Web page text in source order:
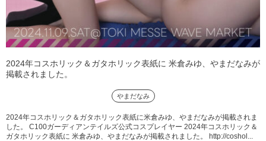
2024年コスホリック＆ガタホリック表紙に 米倉みゆ、やまだなみが
掲載されました。
やまだなみ
2024年コスホリック＆ガタホリック表紙に米倉みゆ、やまだなみが掲載されま
した。 C100ガーディアンテイルズ公式コスプレイヤー 2024年コスホリック＆
ガタホリック表紙に 米倉みゆ、やまだなみが掲載されました。 http://coshol...